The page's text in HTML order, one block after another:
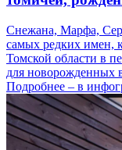
Снежана, Марфа,
самых редких имен,
Томской области в
для новорожденных
Подробнее – в